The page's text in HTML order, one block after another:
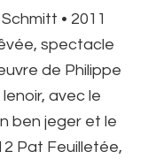
• 2011
spectacle
de Philippe
avec le
ben jeger et le
Pat Feuilletée,